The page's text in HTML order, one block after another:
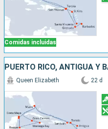
Comidas incluidas
Queen Elizabeth 22 d